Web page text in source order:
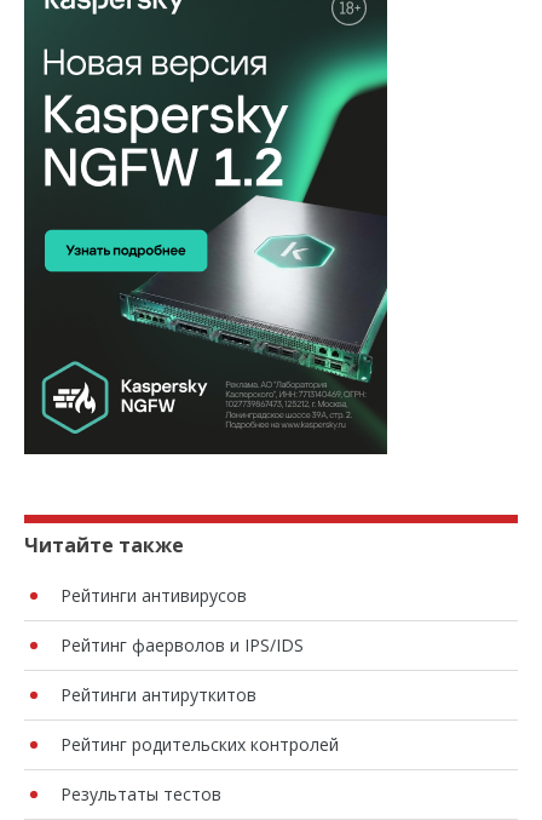
Читайте также
Рейтинги антивирусов
Рейтинг фаерволов и IPS/IDS
Рейтинги антируткитов
Рейтинг родительских контролей
Результаты тестов